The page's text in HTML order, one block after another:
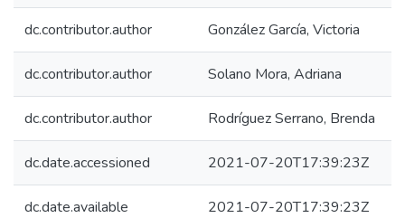
dc.contributor.author González García, Victoria
dc.contributor.author Solano Mora, Adriana
dc.contributor.author Rodríguez Serrano, Brenda
dc.date.accessioned 2021-07-20T17:39:23Z
dc.date.available 2021-07-20T17:39:23Z